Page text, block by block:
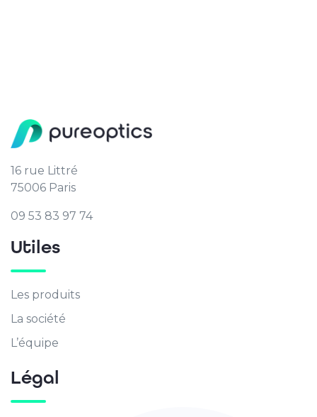
16 rue Littré
75006 Paris
09 53 83 97 74
Utiles
Les produits
La société
L’équipe
Légal